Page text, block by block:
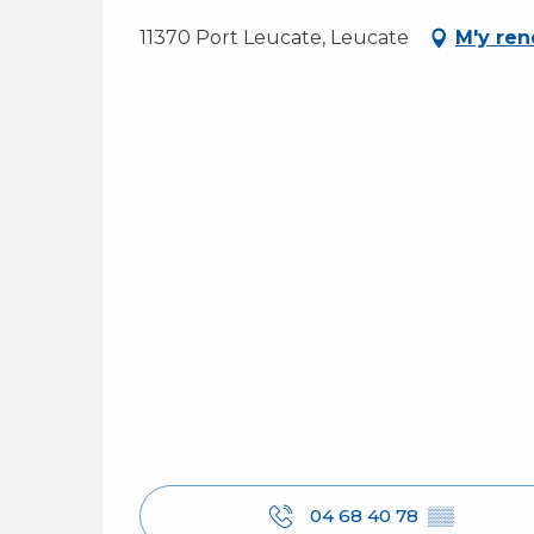
11370 Port Leucate, Leucate M'y
04 68 40 78 ▒▒